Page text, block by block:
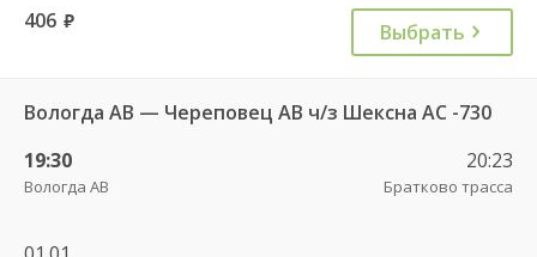
406 руб. Выбрать
Вологда АВ — Череповец АВ ч/з Шексна АC -730
19:30
Вологда АВ
20:23
Братково трасса